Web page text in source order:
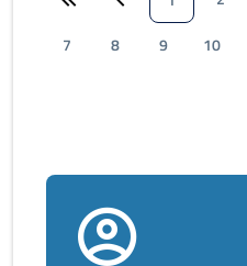
7
8 9 10